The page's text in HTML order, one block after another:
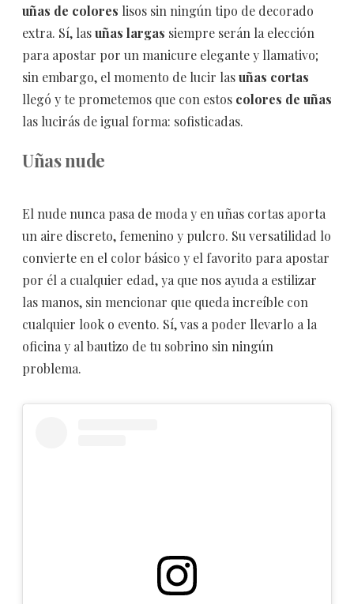
uñas de colores lisos sin ningún tipo de decorado
extra. Sí, lasuñas largas siempre serán la elección
para apostar por un manicure elegante y llamativo;
sin embargo, el momento de lucir lasuñas cortas
llegó y te prometemos que con estos colores de uñas
las lucirás de igual forma: sofisticadas.
Uñas nude
El nude nunca pasa de moda y en uñas cortas aporta
un aire discreto, femenino y pulcro. Su versatilidad lo
convierte en el color básico y el favorito para apostar
por él a cualquier edad, ya que nos ayuda a estilizar
las manos, sin mencionar que queda increíble con
cualquier look o evento. Sí, vas a poder llevarlo a la
oficina y al bautizo de tu sobrino sin ningún
problema.